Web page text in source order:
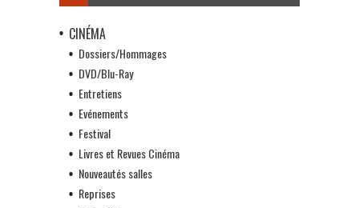
CINÉMA
Dossiers/Hommages
DVD/Blu-Ray
Entretiens
Evénements
Festival
Livres et Revues Cinéma
Nouveautés salles
Reprises